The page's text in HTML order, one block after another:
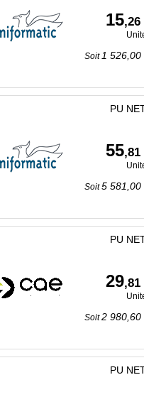
15,26
Soit 1 526,00
PU
55,81
Soit5 581,00
PU
29,81
Soit2 980,60
PU